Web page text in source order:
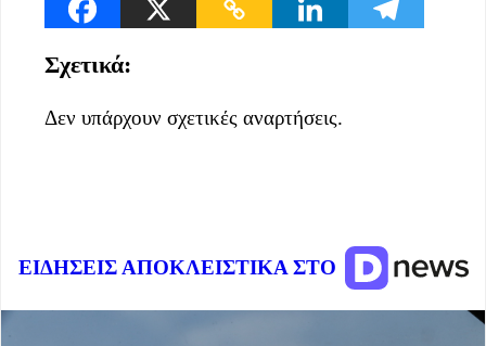
Σχετικά:
Δεν υπάρχουν σχετικές αναρτήσεις.
ΕΙΔΗΣΕΙΣ ΑΠΟΚΛΕΙΣΤΙΚΑ ΣΤΟ